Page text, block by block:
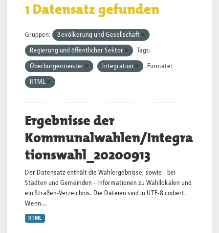
1 Datensatz gefunden
Gruppen: Bevölkerung und Gesellschaft
Regierung und öffentlicher Sektor Tags:
Oberbürgermeister Integration Formate:
HTML
Ergebnisse der
Kommunalwahlen/Integra
tionswahl_20200913
Der Datensatz enthält die Wahlergebnisse, sowie - bei
Städten und Gemeinden - Informationen zu Wahllokalen und
ein Straßen-Verzeichnis. Die Dateien sind in UTF-8 codiert.
Wenn...
HTML